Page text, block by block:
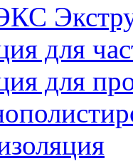
для
для